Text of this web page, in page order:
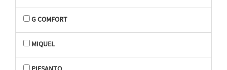
G COMFORT
MIQUEL